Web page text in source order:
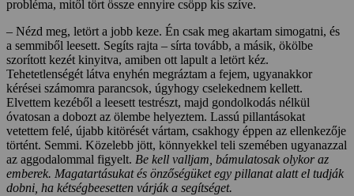
probléma, mitől tört össze ennyire csöpp kis szíve.
– Nézd meg, letört a jobb keze. Én csak meg akartam simogatni, és
a semmiből leesett. Segíts rajta – sírta tovább, a másik, ökölbe
szorított kezét kinyitva, amiben ott lapult a letört kéz.
Tehetetlenségét látva enyhén megráztam a fejem, ugyanakkor
kérései számomra parancsok, úgyhogy cselekednem kellett.
Elvettem kezéből a leesett testrészt, majd gondolkodás nélkül
óvatosan a dobozt az ölembe helyeztem. Lassú pillantásokat
vetettem felé, újabb kitörését vártam, csakhogy éppen az ellenkezője
történt. Semmi. Közelebb jött, könnyekkel teli szemében ugyanazzal
az aggodalommal figyelt. Be kell valljam, bámulatosak olykor az
emberek. Magatartásukat és önzőségüket egy pillanat alatt el tudják
dobni, ha kétségbeesetten várják a segítséget.